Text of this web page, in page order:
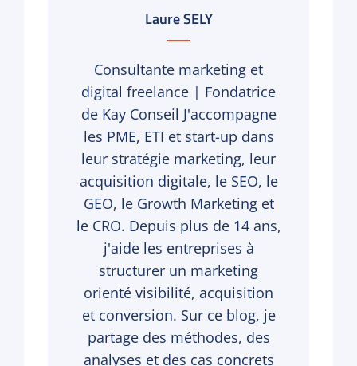
Author:
Laure SELY
Consultante marketing et
digital freelance | Fondatrice
de Kay Conseil J'accompagne
les PME, ETI et start-up dans
leur stratégie marketing, leur
acquisition digitale, le SEO, le
GEO, le Growth Marketing et
le CRO. Depuis plus de 14 ans,
j'aide les entreprises à
structurer un marketing
orienté visibilité, acquisition
et conversion. Sur ce blog, je
partage des méthodes, des
analyses et des cas concrets